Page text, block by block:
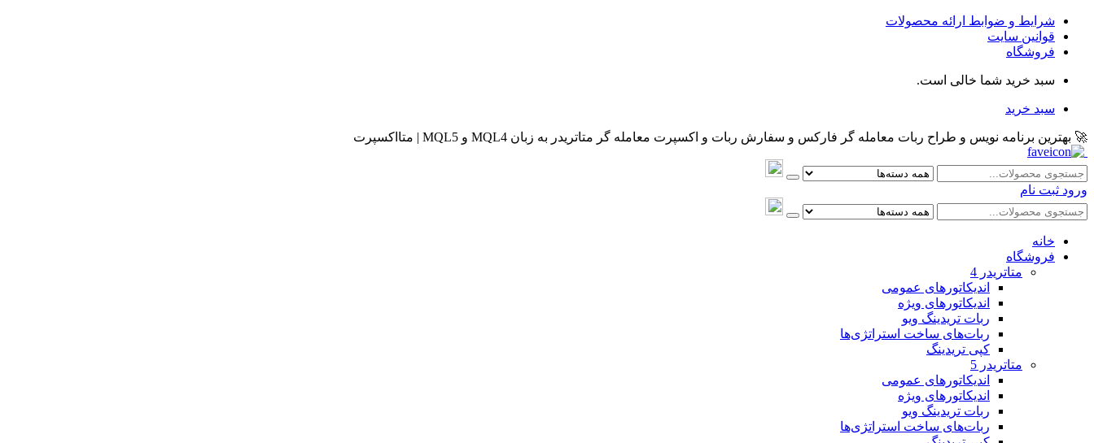
شرایط و ضوابط ارائه محصولات
قوانین سایت
فروشگاه
سبد خرید شما خالی است.
سبد خرید
🚀 بهترین برنامه نویس و طراح ربات معامله گر فارکس و سفارش ربات و اکسپرت معامله گر متاتریدر به زبان MQL4 و MQL5 | متااکسپرت
ورود ثبت نام
خانه
فروشگاه
متاتريدر 4
اندیکاتورهای عمومی
اندیکاتورهای ویژه
ربات تریدینگ ویو
ربات‌های ساخت استراتژی‌ها
کپی تریدینگ
متاتريدر 5
اندیکاتورهای عمومی
اندیکاتورهای ویژه
ربات تریدینگ ویو
ربات‌های ساخت استراتژی‌ها